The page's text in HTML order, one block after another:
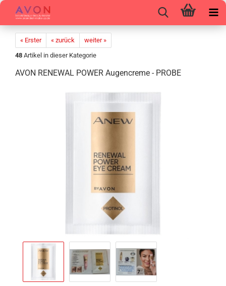
« Erster « zurück
weiter »
48 Artikel in dieser Kategorie
AVON RE­NE­WAL POWER Au­gen­creme - PROBE